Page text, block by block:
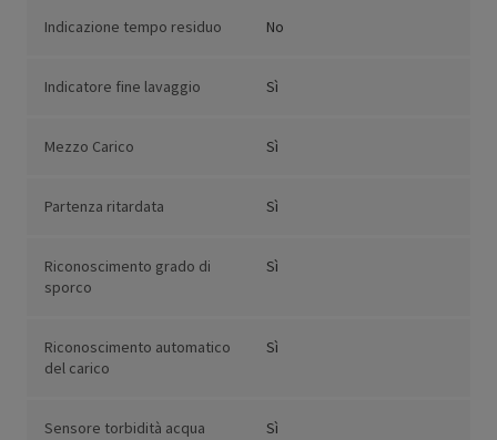
Indicazione tempo residuo No
Indicatore fine lavaggio Sì
Mezzo Carico Sì
Partenza ritardata Sì
Riconoscimento grado di
sporco
Sì
Riconoscimento automatico
del carico
Sì
Sensore torbidità acqua Sì